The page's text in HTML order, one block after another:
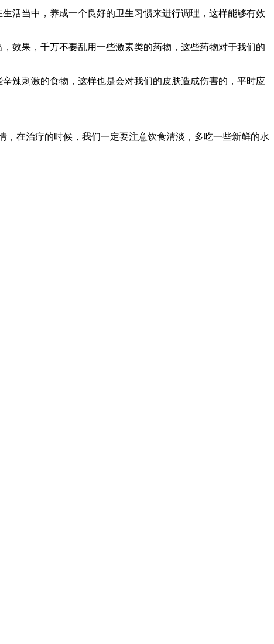
活当中，养成一个良好的卫生习惯来进行调理，这样能够有效
，效果，千万不要乱用一些激素类的药物，这些药物对于我们的
辣刺激的食物，这样也是会对我们的皮肤造成伤害的，平时应
在治疗的时候，我们一定要注意饮食清淡，多吃一些新鲜的水